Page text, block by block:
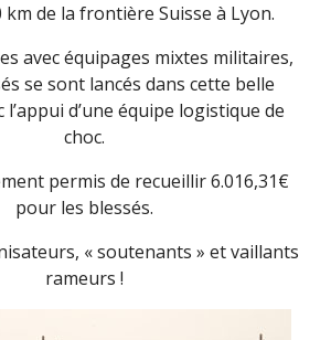
de la frontière Suisse à Lyon.
avec équipages mixtes militaires,
se sont lancés dans cette belle
d’une équipe logistique de
choc.
permis de recueillir 6.016,31€
pour les blessés.
« soutenants » et vaillants
rameurs !